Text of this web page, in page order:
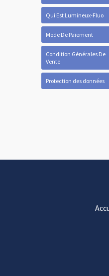
Qui Est Lumineux-Fluo
Mode De Paiement
Condition Générales De
Vente
Protection des données